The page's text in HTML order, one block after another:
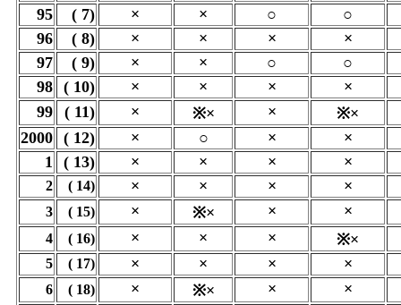
95
( 7) × × ○
○
96
( 8) × × ×
×
97
( 9) × × ○
○
98 ( 10) × × ×
×
99
( 11) × ※× ×
※×
2000 ( 12) × ○ ×
×
1
( 13) × × × ×
2 ( 14) × × × ×
3 ( 15) × ※× × ×
4 ( 16) × × × ※×
5 ( 17) × × × ×
6 ( 18) × ※× × ×